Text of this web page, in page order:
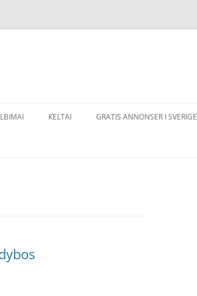
KELTAI GRATIS ANNONSER I SVERIGE